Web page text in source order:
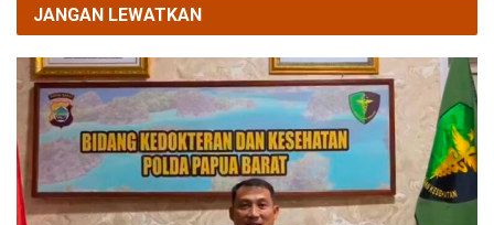
JANGAN LEWATKAN